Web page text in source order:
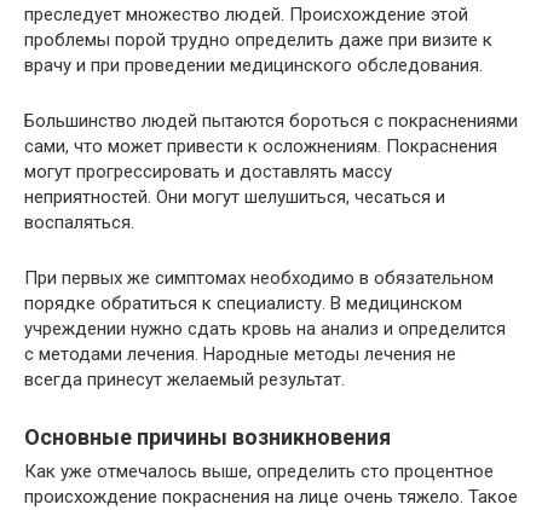
преследует множество людей. Происхождение этой
проблемы порой трудно определить даже при визите к
врачу и при проведении медицинского обследования.
Большинство людей пытаются бороться с покраснениями
сами, что может привести к осложнениям. Покраснения
могут прогрессировать и доставлять массу
неприятностей. Они могут шелушиться, чесаться и
воспаляться.
При первых же симптомах необходимо в обязательном
порядке обратиться к специалисту. В медицинском
учреждении нужно сдать кровь на анализ и определится
с методами лечения. Народные методы лечения не
всегда принесут желаемый результат.
Основные причины возникновения
Как уже отмечалось выше, определить сто процентное
происхождение покраснения на лице очень тяжело. Такое